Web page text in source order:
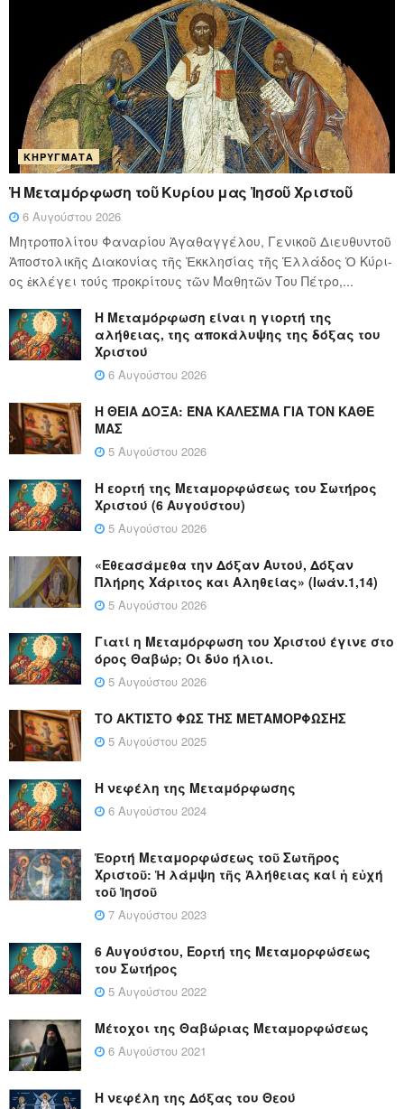
ΚΗΡΎΓΜΑΤΑ
Ἡ Μεταμόρφωση τοῦ Κυρίου μας Ἰησοῦ Χριστοῦ
6 Αυγούστου 2026
Μητροπολίτου Φαναρίου Ἀγαθαγγέλου, Γενικοῦ Διευθυντοῦ
Ἀποστολικῆς Διακονίας τῆς Ἐκκλησίας τῆς Ἑλλάδος Ὁ Κύ­ρι­
ος ἐκλέγει τούς προ­κρί­τους τῶν Μα­θη­τῶν Του Πέ­τρο,...
Η Μεταμόρφωση είναι η γιορτή της
αλήθειας, της αποκάλυψης της δόξας του
Χριστού
6 Αυγούστου 2026
Η ΘΕΙΑ ΔΟΞΑ: ΈΝΑ ΚΑΛΕΣΜΑ ΓΙΑ ΤΟΝ ΚΑΘΕ
ΜΑΣ
5 Αυγούστου 2026
Η εορτή της Μεταμορφώσεως του Σωτήρος
Χριστού (6 Αυγούστου)
5 Αυγούστου 2026
«Εθεασάμεθα την Δόξαν Αυτού, Δόξαν
Πλήρης Χάριτος και Αληθείας» (Ιωάν.1,14)
5 Αυγούστου 2026
Γιατί η Μεταμόρφωση του Χριστού έγινε στο
όρος Θαβώρ; Οι δύο ήλιοι.
5 Αυγούστου 2026
ΤΟ ΑΚΤΙΣΤΟ ΦΩΣ ΤΗΣ ΜΕΤΑΜΟΡΦΩΣΗΣ
5 Αυγούστου 2025
Η νεφέλη της Μεταμόρφωσης
6 Αυγούστου 2024
Ἑορτή Μεταμορφώσεως τοῦ Σωτῆρος
Χριστοῦ: Ἡ λάμψη τῆς Ἀλήθειας καί ἡ εὐχή
τοῦ Ἰησοῦ
7 Αυγούστου 2023
6 Αυγούστου, Εορτή της Μεταμορφώσεως
του Σωτήρος
5 Αυγούστου 2022
Μέτοχοι της Θαβώριας Μεταμορφώσεως
6 Αυγούστου 2021
Η νεφέλη της Δόξας του Θεού